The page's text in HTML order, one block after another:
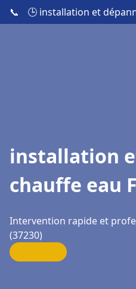
📞 🕒 installation et
installation
chauffe eau
Intervention rapide et
(37230)